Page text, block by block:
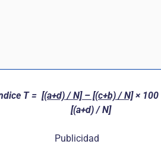
T = [(a+d) / N] – [(c+b) / N]× 100
[(a+d) / N]
Publicidad